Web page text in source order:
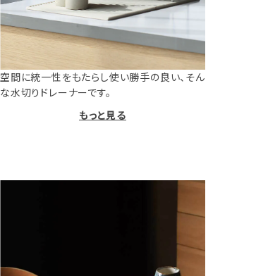
空間に統一性をもたらし使い勝手の良い、そん
な水切りドレーナーです。
もっと見る